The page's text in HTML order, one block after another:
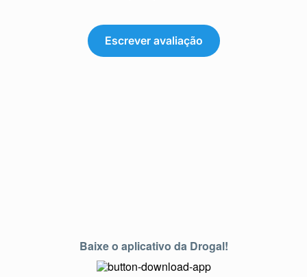
Escrever avaliação
Baixe o aplicativo da Drogal!